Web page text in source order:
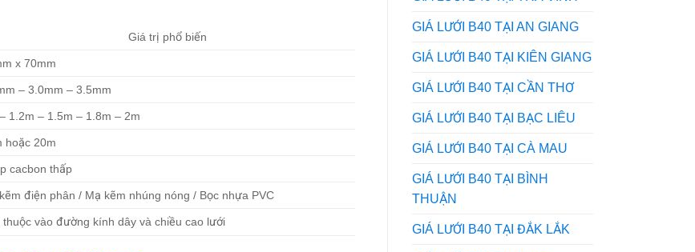
Giá trị phổ biến
x 70mm
– 3.0mm – 3.5mm
1.2m – 1.5m – 1.8m – 2m
hoặc 20m
cacbon thấp
điện phân / Mạ kẽm nhúng nóng / Bọc nhựa PVC
thuộc vào đường kính dây và chiều cao lưới
GIÁ LƯỚI B40 TẠI AN GIANG
GIÁ LƯỚI B40 TẠI KIÊN GIANG
GIÁ LƯỚI B40 TẠI CẦN THƠ
GIÁ LƯỚI B40 TẠI BẠC LIÊU
GIÁ LƯỚI B40 TẠI CÀ MAU
GIÁ LƯỚI B40 TẠI BÌNH
THUẬN
GIÁ LƯỚI B40 TẠI ĐẮK LẮK